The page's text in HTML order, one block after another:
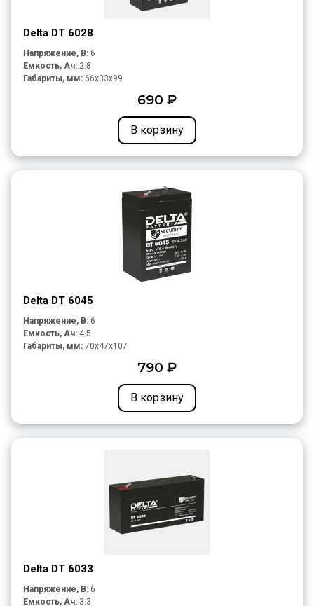
Delta DT 6028
Напряжение, В: 6
Емкость, Ач: 2.8
Габариты, мм: 66x33x99
690 ₽
В корзину
Delta DT 6045
Напряжение, В: 6
Емкость, Ач: 4.5
Габариты, мм: 70x47x107
790 ₽
В корзину
Delta DT 6033
Напряжение, В: 6
Емкость, Ач: 3.3